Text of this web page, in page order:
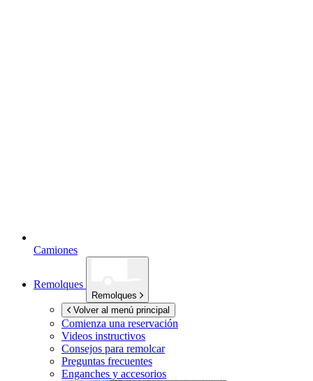
Camiones
Remolques
Remolques
Volver al menú principal
Comienza una reservación
Videos instructivos
Consejos para remolcar
Preguntas frecuentes
Enganches y accesorios